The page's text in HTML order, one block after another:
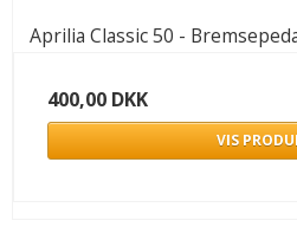
Aprilia Classic 50 -
400,00 DKK
VIS